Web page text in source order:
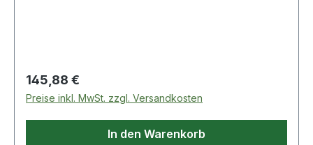
Regulärer Preis:
145,88 €
Preise inkl. MwSt. zzgl. Versandkosten
In den Warenkorb